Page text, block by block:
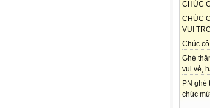
CHÚC
CHÚC
VUI
Chúc
Ghé
vui vẻ,
PN ghé
chúc